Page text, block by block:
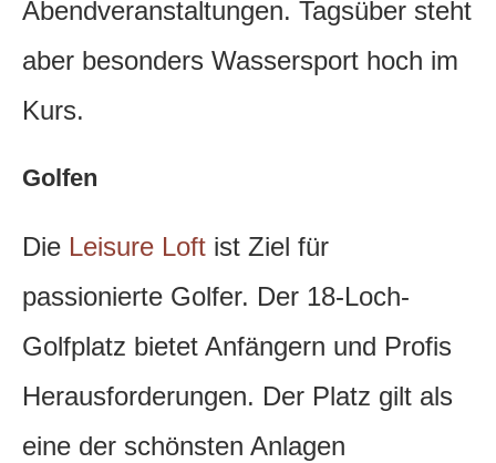
Abendveranstaltungen. Tagsüber steht
aber besonders Wassersport hoch im
Kurs.
Golfen
Die Leisure Loft ist Ziel für
passionierte Golfer. Der 18-Loch-
Golfplatz bietet Anfängern und Profis
Herausforderungen. Der Platz gilt als
eine der schönsten Anlagen